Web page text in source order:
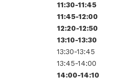
11:30-11:45
11:45-12:00
12:20-12:50
13:10-13:30
13:30-13:45
13:45-14:00
14:00-14:10